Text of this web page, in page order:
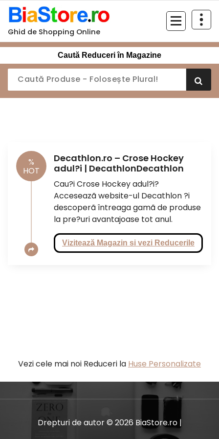
Sari
conținut
Ghid de Shopping Online
Caută Reduceri în Magazine
%
HOT
Decathlon.ro – Crose Hockey
adul?i | DecathlonDecathlon
Cau?i Crose Hockey adul?i?
Acceseazã website-ul Decathlon ?i
descoperã întreaga gamã de produse
la pre?uri avantajoase tot anul.
Vizitează Magazin si vezi Reducerile
Vezi cele mai noi Reduceri la Huse Personalizate
Drepturi de autor © 2026 BiaStore.ro |